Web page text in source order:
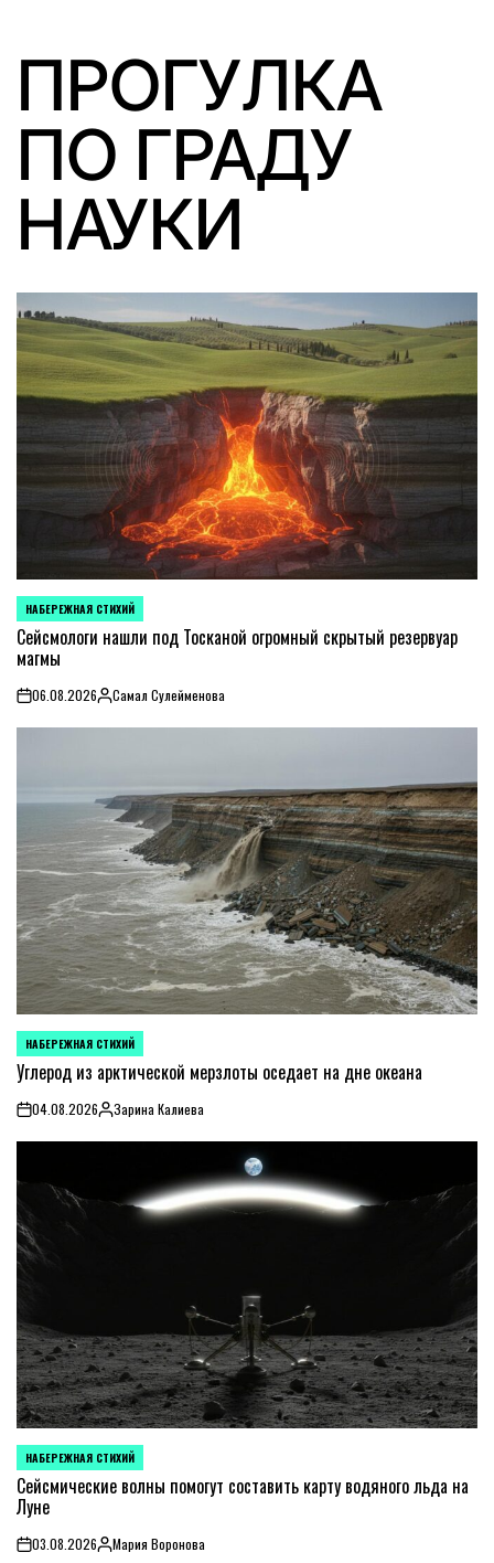
ПРОГУЛКА
ПО ГРАДУ
НАУКИ
POSTED
IN
НАБЕРЕЖНАЯ СТИХИЙ
Сейсмологи нашли под Тосканой огромный скрытый резервуар
магмы
on06.08.2026Posted
by
Самал Сулейменова
POSTED
IN
НАБЕРЕЖНАЯ СТИХИЙ
Углерод из арктической мерзлоты оседает на дне океана
on04.08.2026Posted
by
Зарина Калиева
POSTED
IN
НАБЕРЕЖНАЯ СТИХИЙ
Сейсмические волны помогут составить карту водяного льда на
Луне
on03.08.2026PostedМария Воронова